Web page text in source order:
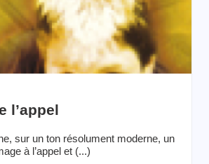
l’appel
sur un ton résolument moderne, un
à l’appel et (...)